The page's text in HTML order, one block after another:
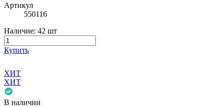
Артикул
550116
Наличие: 42 шт
Купить
ХИТ
ХИТ
В наличии